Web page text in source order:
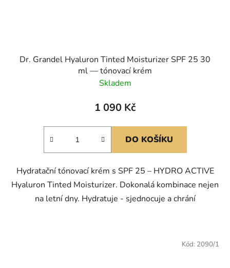
Dr. Grandel Hyaluron Tinted Moisturizer SPF 25 30
ml — tónovací krém
Skladem
1 090 Kč
DO KOŠÍKU
Hydratační tónovací krém s SPF 25 – HYDRO ACTIVE
Hyaluron Tinted Moisturizer. Dokonalá kombinace nejen
na letní dny. Hydratuje - sjednocuje a chrání
Kód: 2090/1